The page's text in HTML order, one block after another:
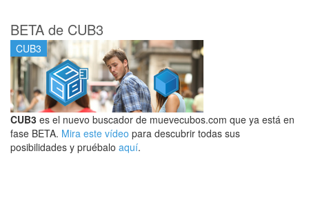
BETA de CUB3
CUB3
CUB3 es el nuevo buscador de muevecubos.com que ya está en
fase BETA. Mira este vídeo para descubrir todas sus
posibilidades y pruébalo aquí.